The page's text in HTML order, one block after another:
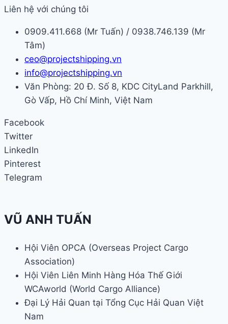
Liên hệ với chúng tôi
0909.411.668 (Mr Tuấn) / 0938.746.139 (Mr
Tâm)
ceo@projectshipping.vn
info@projectshipping.vn
Văn Phòng: 20 Đ. Số 8, KDC CityLand Parkhill,
Gò Vấp, Hồ Chí Minh, Việt Nam
Facebook
Twitter
LinkedIn
Pinterest
Telegram
VŨ ANH TUẤN
Hội Viên OPCA (Overseas Project Cargo
Association)
Hội Viên Liên Minh Hàng Hóa Thế Giới
WCAworld (World Cargo Alliance)
Đại Lý Hải Quan tại Tổng Cục Hải Quan Việt
Nam